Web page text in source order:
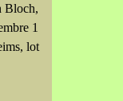
Bloch,
1
lot